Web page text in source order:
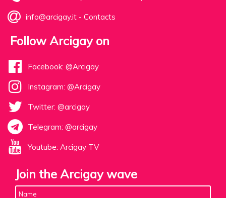
info@arcigay.it - Contacts
Follow Arcigay on
Facebook: @Arcigay
Instagram: @Arcigay
Twitter: @arcigay
Telegram: @arcigay
Youtube: Arcigay TV
Join the Arcigay wave